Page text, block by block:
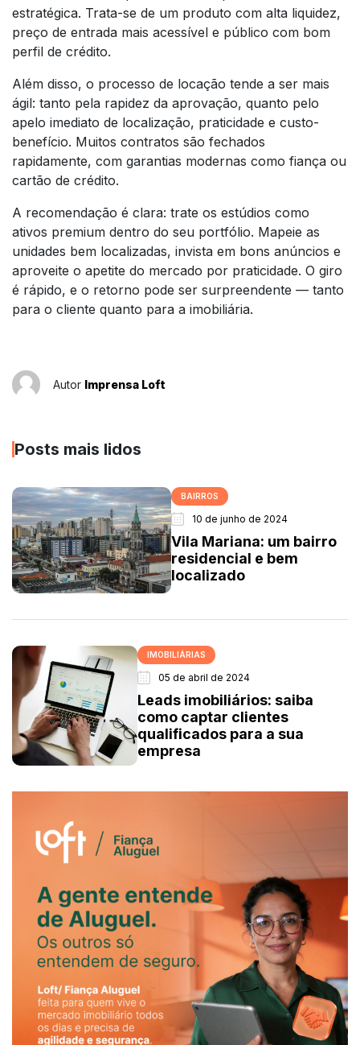
estratégica. Trata-se de um produto com alta liquidez,
preço de entrada mais acessível e público com bom
perfil de crédito.
Além disso, o processo de locação tende a ser mais
ágil: tanto pela rapidez da aprovação, quanto pelo
apelo imediato de localização, praticidade e custo-
benefício. Muitos contratos são fechados
rapidamente, com garantias modernas como fiança ou
cartão de crédito.
A recomendação é clara: trate os estúdios como
ativos premium dentro do seu portfólio. Mapeie as
unidades bem localizadas, invista em bons anúncios e
aproveite o apetite do mercado por praticidade. O giro
é rápido, e o retorno pode ser surpreendente — tanto
para o cliente quanto para a imobiliária.
Autor Imprensa Loft
Posts mais lidos
BAIRROS
10 de junho de 2024
Vila Mariana: um bairro
residencial e bem
localizado
IMOBILIÁRIAS
05 de abril de 2024
Leads imobiliários: saiba
como captar clientes
qualificados para a sua
empresa